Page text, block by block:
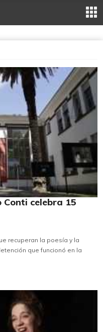
celebra 15
recuperan la poesía y la
que funcionó en la